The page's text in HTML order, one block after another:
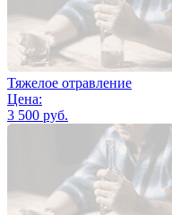
Тяжелое отравление
Цена:
3 500 руб.